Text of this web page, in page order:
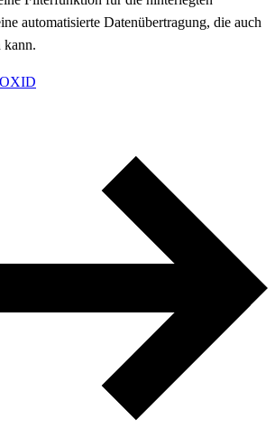
automatisierte Datenübertragung, die auch
kann.